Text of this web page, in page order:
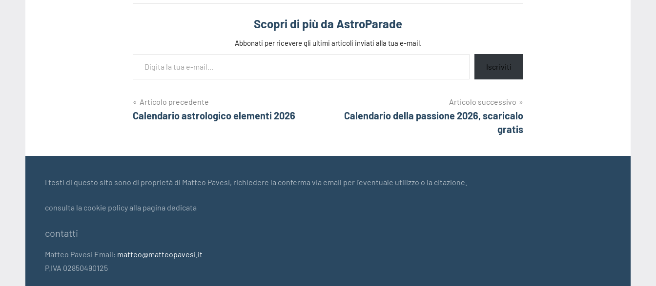
Scopri di più da AstroParade
Abbonati per ricevere gli ultimi articoli inviati alla tua e-mail.
Digita la tua e-mail...
Iscriviti
Navigazione
articoli
Articolo precedente
Calendario astrologico elementi 2026
Articolo successivo
Calendario della passione 2026, scaricalo
gratis
I testi di questo sito sono di proprietà di Matteo Pavesi, richiedere la conferma via email per l'eventuale utilizzo o la citazione.
consulta la cookie policy alla pagina dedicata
contatti
Matteo Pavesi Email: matteo@matteopavesi.it
P.IVA 02850490125